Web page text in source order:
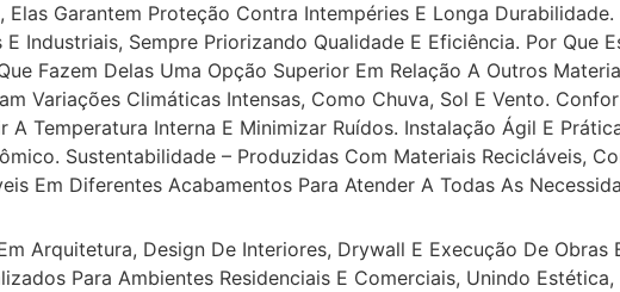
Garantem Proteção Contra Intempéries E Longa
Industriais, Sempre Priorizando Qualidade E Eficiência. Por Que
Fazem Delas Uma Opção Superior Em Relação A Outros
Variações Climáticas Intensas, Como Chuva, Sol E Vento.
A Temperatura Interna E Minimizar Ruídos. Instalação Ágil E
Sustentabilidade – Produzidas Com Materiais Recicláveis,
Em Diferentes Acabamentos Para Atender A Todas As
Arquitetura, Design De Interiores, Drywall E Execução De
Para Ambientes Residenciais E Comerciais, Unindo